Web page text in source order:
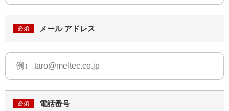
メール アドレス
電話番号